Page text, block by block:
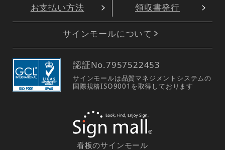
お支払い方法 領収書発行
サインモールについて
認証No.7957522453
サインモールは品質マネジメントシステムの
国際規格ISO9001を取得しております
看板のサインモール